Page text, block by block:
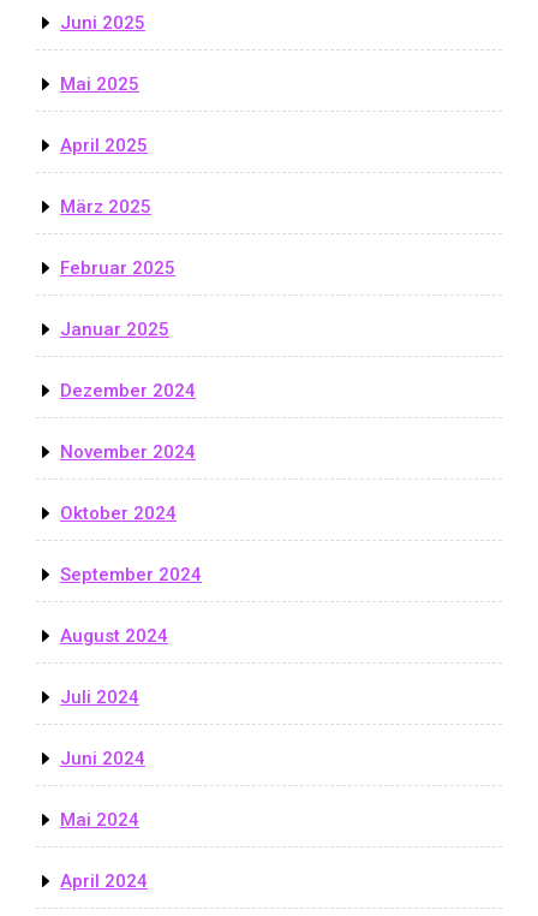
Juni 2025
Mai 2025
April 2025
März 2025
Februar 2025
Januar 2025
Dezember 2024
November 2024
Oktober 2024
September 2024
August 2024
Juli 2024
Juni 2024
Mai 2024
April 2024